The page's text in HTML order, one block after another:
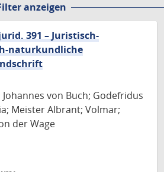
anzeigen
391 – Juristisch-
naturkundliche
von Buch; Godefridus
Meister Albrant; Volmar;
der Wage